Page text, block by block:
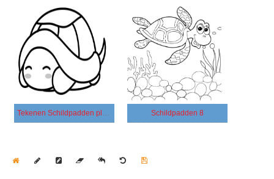
Tekenen Schildpadden plezier Schildpadden 8